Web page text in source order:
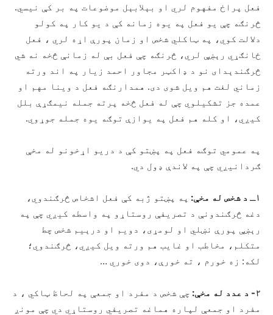
فعل پراخ مفهوم لري او بېلابېل موضوعات په بر کې نیسي.
څرنګه چې یو فعل په یوه زمانه کې د یو کار په کولو
دلالت کوي، په ټاکلي شخص او زمان پورې اړه لري ، فعل
ځانګړي رېښې لري، څرنګه چې فعل بې له زمانې څخه نه شي
څرګندېدای نو د ډاکټر مجاور احمد زیار په اند ورته
زماني لغت هم ویل شوی دی. همدارنګه فعل د وینا مهم او
عمده جز تشکیلوي چې له فعل څخه پرته جمله نیمګړې بلل
کیږي، او کله هم فعل په یوازې توګه یوه جمله جوړوي.
په عمومي توګه فعل په پښتو کې د دریو اړخونو له مخې
ګردانیږي چې په لاندې ډول دي.
۱ـ د شخص له مخې:
په پښتو ژبه کې فعل اشخاص څرګندوي،
دغه څرګندونې د تصریفې روستاړو په واسطه کیږي چې په
رېښې پورې نښلي او لومړی، دویم او درېيم شخص چط
متکلم، مخاطب او غایب هم ورته ویل کیږي، څرګندوي؛
لکه: زه خورم ، ته خورې، دوی خوري …
۲- د عدد له مخې:
چې شخص د مفرد او جمعې په لحاظ ټاکي ، د
مفرد او جمعې لپاره هماغه تصریفي روستاړي دي چې مونږ